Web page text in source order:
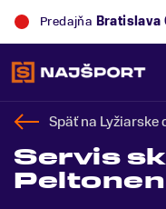
Predajňa Bratislava
Späť na Lyžiarske
Servis
Peltonen